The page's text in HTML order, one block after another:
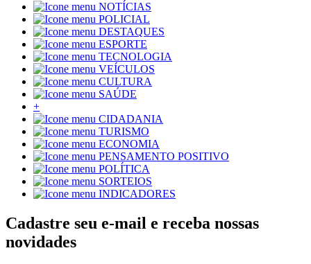
NOTÍCIAS
POLICIAL
DESTAQUES
ESPORTE
TECNOLOGIA
VEÍCULOS
CULTURA
SAÚDE
+
CIDADANIA
TURISMO
ECONOMIA
PENSAMENTO POSITIVO
POLÍTICA
SORTEIOS
INDICADORES
Cadastre seu e-mail e receba nossas
novidades